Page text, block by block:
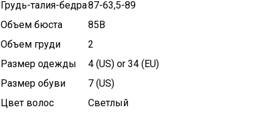
Грудь-талия-бедра87-63,5-89
Объем бюста
85B
Объем груди
2
Размер одежды
4 (US) or 34 (EU)
Размер обуви
7 (US)
Цвет волос
Светлый